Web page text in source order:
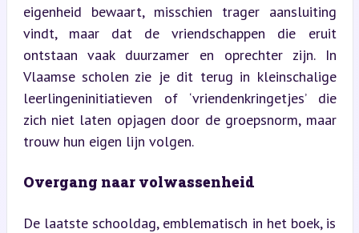
eigenheid bewaart, misschien trager aansluiting
vindt, maar dat de vriendschappen die eruit
ontstaan vaak duurzamer en oprechter zijn. In
Vlaamse scholen zie je dit terug in kleinschalige
leerlingeninitiatieven of ‘vriendenkringetjes’ die
zich niet laten opjagen door de groepsnorm, maar
trouw hun eigen lijn volgen.
Overgang naar volwassenheid
De laatste schooldag, emblematisch in het boek, is